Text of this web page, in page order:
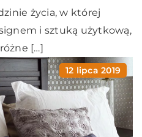
życia, w której
i sztuką użytkową,
[…]
12 lipca 2019